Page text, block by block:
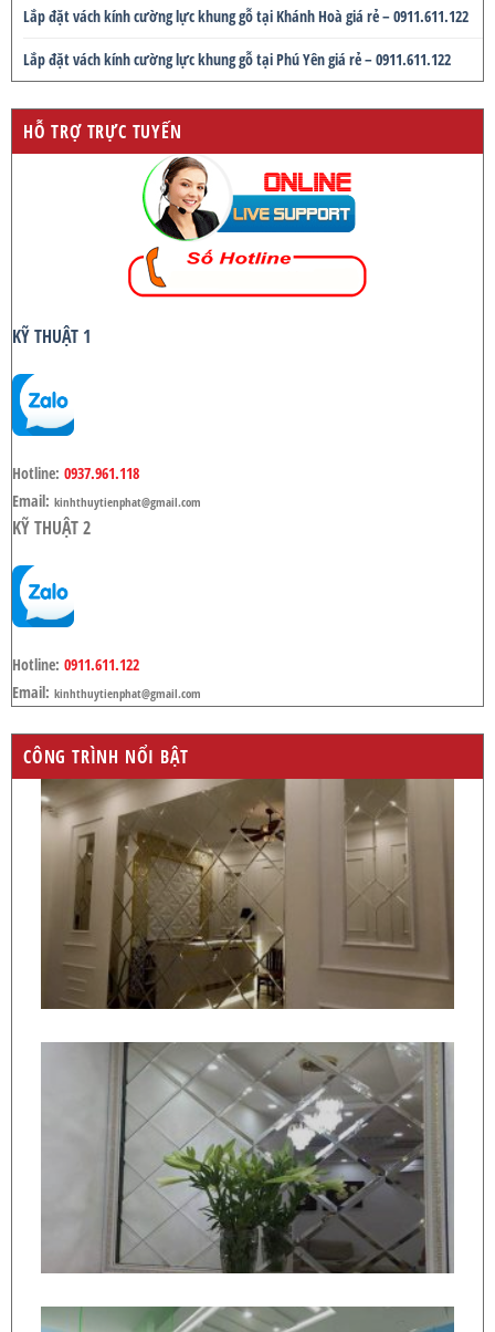
Lắp đặt vách kính cường lực khung gỗ tại Khánh Hoà giá rẻ – 0911.611.122
Lắp đặt vách kính cường lực khung gỗ tại Phú Yên giá rẻ – 0911.611.122
HỖ TRỢ TRỰC TUYẾN
KỸ THUẬT 1
Hotline: 0937.961.118
Email: kinhthuytienphat@gmail.com
KỸ THUẬT 2
Hotline: 0911.611.122
Email: kinhthuytienphat@gmail.com
CÔNG TRÌNH NỔI BẬT